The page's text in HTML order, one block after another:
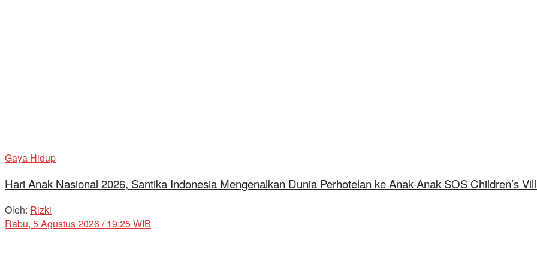
Gaya Hidup
Hari Anak Nasional 2026, Santika Indonesia Mengenalkan Dunia Perhotelan ke Anak-Anak SOS Children’s
Oleh: Rizki
Rabu, 5 Agustus 2026 / 19:25 WIB